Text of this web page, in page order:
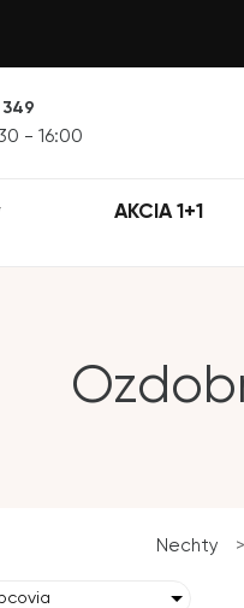
349
- 16:00
AKCIA 1+1
Nechty >